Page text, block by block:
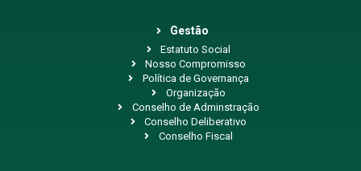
Gestão
Estatuto Social
Nosso Compromisso
Política de Governança
Organização
Conselho de Adminstração
Conselho Deliberativo
Conselho Fiscal